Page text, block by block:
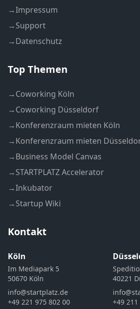
→Impressum
→Support
→Datenschutz
Top Themen
→Coworking Köln
→Coworking Düsseldorf
→Konferenzraum mieten Köln
→Konferenzraum mieten
→Business Model Canvas
→STARTPLATZ Accelerator
→Inkubator
→Startup Wiki
Kontakt
Köln
Im Mediapark 5
50670 Köln
info@startplatz.de
+49 221 975 802 00
40221
+49